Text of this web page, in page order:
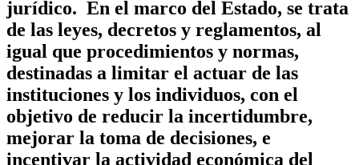
jurídico. En el marco del Estado, se trata
de las leyes, decretos y reglamentos, al
igual que procedimientos y normas,
destinadas a limitar el actuar de las
instituciones y los individuos, con el
objetivo de reducir la incertidumbre,
mejorar la toma de decisiones, e
incentivar la actividad económica del